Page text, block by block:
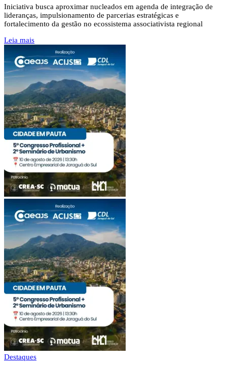
Iniciativa busca aproximar nucleados em agenda de integração de
lideranças, impulsionamento de parcerias estratégicas e
fortalecimento da gestão no ecossistema associativista regional
Leia mais
Destaques